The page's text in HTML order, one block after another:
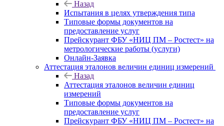
Назад
Испытания в целях утверждения типа
Типовые формы документов на
предоставление услуг
Прейскурант ФБУ «НИЦ ПМ – Ростест» на
метрологические работы (услуги)
Онлайн-Заявка
Аттестация эталонов величин единиц измерений
Назад
Аттестация эталонов величин единиц
измерений
Типовые формы документов на
предоставление услуг
Прейскурант ФБУ «НИЦ ПМ – Ростест» на